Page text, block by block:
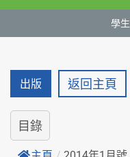
學生
出版 返回主頁
目錄